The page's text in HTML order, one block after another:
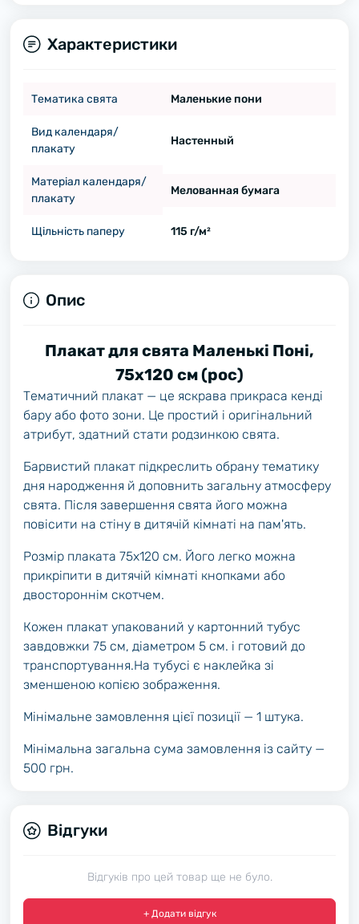
Характеристики
Тематика свята Маленькие пони
Вид календаря/
плакату
Настенный
Матеріал календаря/
плакату
Мелованная бумага
Щільність паперу 115 г/м²
Опис
Плакат для свята Маленькі Поні,
75х120 см (рос)
Тематичний плакат — це яскрава прикраса кенді
бару або фото зони. Це простий і оригінальний
атрибут, здатний стати родзинкою свята.
Барвистий плакат підкреслить обрану тематику
дня народження й доповнить загальну атмосферу
свята. Після завершення свята його можна
повісити на стіну в дитячій кімнаті на пам'ять.
Розмір плаката 75х120 см. Його легко можна
прикріпити в дитячій кімнаті кнопками або
двостороннім скотчем.
Кожен плакат упакований у картонний тубус
завдовжки 75 см, діаметром 5 см. і готовий до
транспортування.На тубусі є наклейка зі
зменшеною копією зображення.
Мінімальне замовлення цієї позиції — 1 штука.
Мінімальна загальна сума замовлення із сайту —
500 грн.
Відгуки
Відгуків про цей товар ще не було.
+ Додати відгук